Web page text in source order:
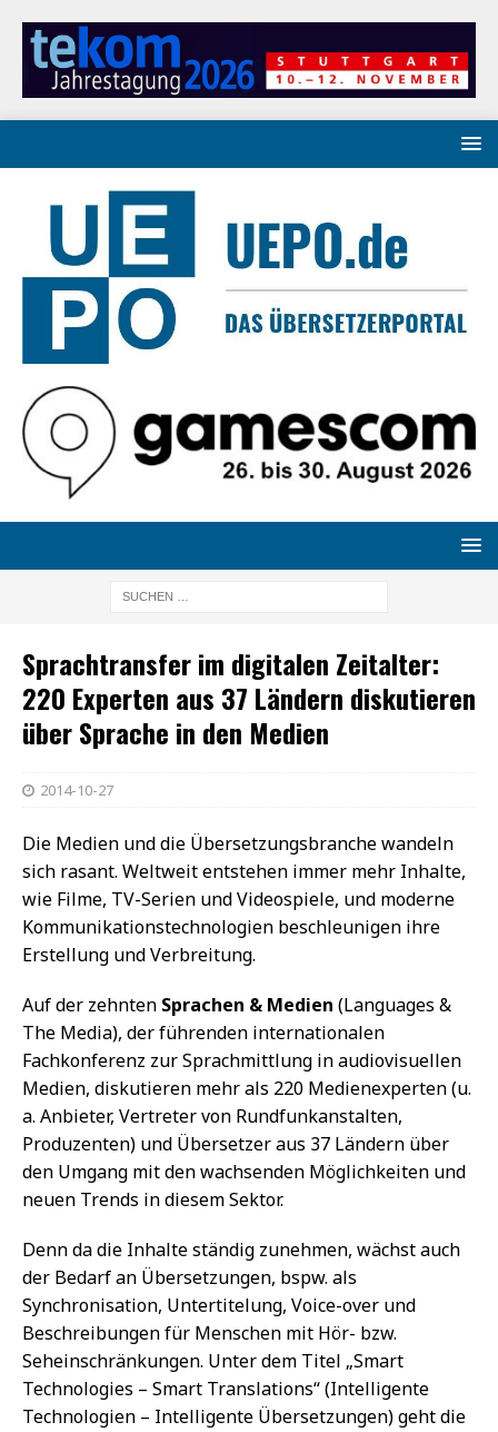
Sprachtransfer im digitalen Zeitalter:
220 Experten aus 37 Ländern diskutieren
über Sprache in den Medien
2014-10-27
Die Medien und die Übersetzungsbranche wandeln
sich rasant. Weltweit entstehen immer mehr Inhalte,
wie Filme, TV-Serien und Videospiele, und moderne
Kommunikationstechnologien beschleunigen ihre
Erstellung und Verbreitung.
Auf der zehnten Sprachen & Medien (Languages &
The Media), der führenden internationalen
Fachkonferenz zur Sprachmittlung in audiovisuellen
Medien, diskutieren mehr als 220 Medienexperten (u.
a. Anbieter, Vertreter von Rundfunkanstalten,
Produzenten) und Übersetzer aus 37 Ländern über
den Umgang mit den wachsenden Möglichkeiten und
neuen Trends in diesem Sektor.
Denn da die Inhalte ständig zunehmen, wächst auch
der Bedarf an Übersetzungen, bspw. als
Synchronisation, Untertitelung, Voice-over und
Beschreibungen für Menschen mit Hör- bzw.
Seheinschränkungen. Unter dem Titel „Smart
Technologies – Smart Translations“ (Intelligente
Technologien – Intelligente Übersetzungen) geht die